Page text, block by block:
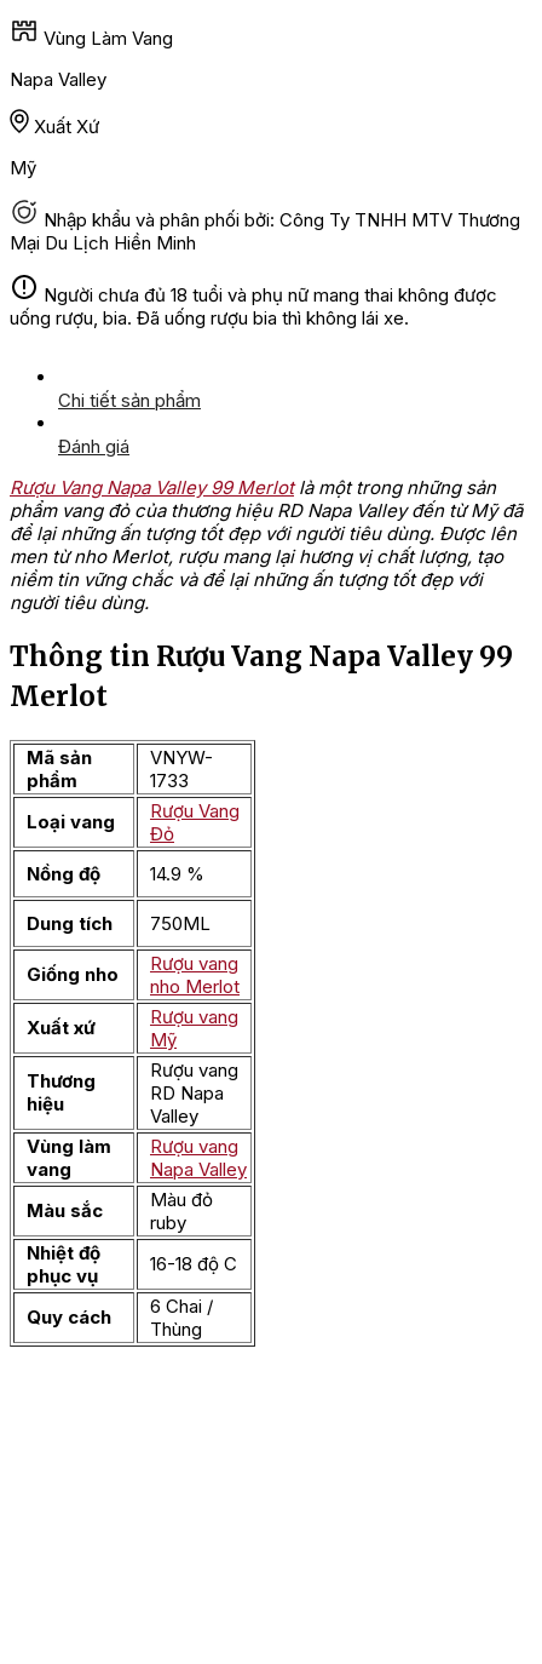
Vùng Làm Vang
Napa Valley
Xuất Xứ
Mỹ
Nhập khẩu và phân phối bởi: Công Ty TNHH MTV Thương
Mại Du Lịch Hiền Minh
Người chưa đủ 18 tuổi và phụ nữ mang thai không được
uống rượu, bia. Đã uống rượu bia thì không lái xe.
Chi tiết sản phẩm
Đánh giá
Rượu Vang Napa Valley 99 Merlotlà một trong những sản
phẩm vang đỏ của thương hiệu RD Napa Valley đến từ Mỹ đã
để lại những ấn tượng tốt đẹp với người tiêu dùng. Được lên
men từ nho Merlot, rượu mang lại hương vị chất lượng, tạo
niềm tin vững chắc và để lại những ấn tượng tốt đẹp với
người tiêu dùng.
Thông tin Rượu Vang Napa Valley 99
Merlot
Mã sản
phẩm
VNYW-
1733
Loại vang
Rượu Vang
Đỏ
Nồng độ
14.9 %
Dung tích 750ML
Giống nho
Rượu vang
nho Merlot
Xuất xứ
Rượu vang
Mỹ
Thương
hiệu
Rượu vang
RD Napa
Valley
Vùng làm
vang
Rượu vang
Napa Valley
Màu sắc
Màu đỏ
ruby
Nhiệt độ
phục vụ
16-18 độ C
Quy cách
6 Chai /
Thùng